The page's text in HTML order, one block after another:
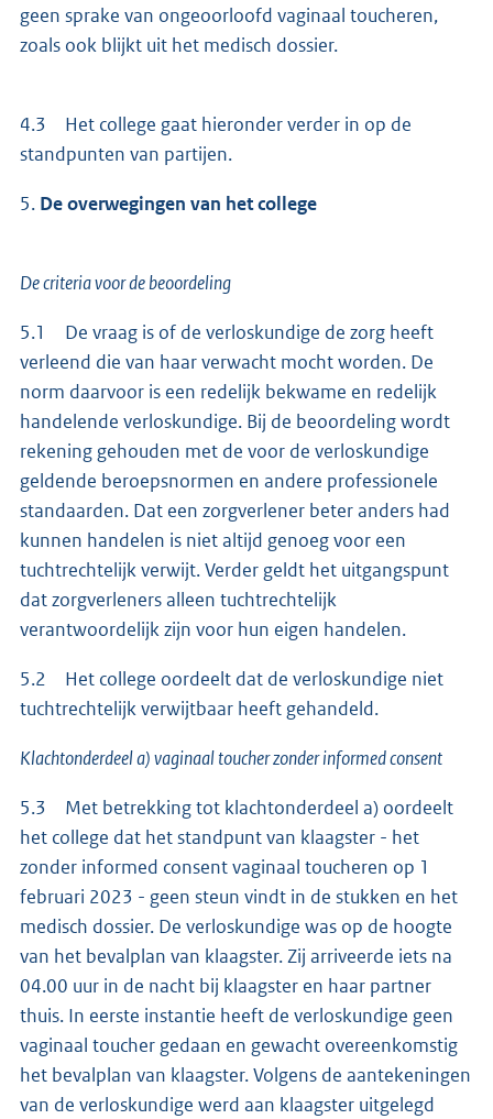
geen sprake van ongeoorloofd vaginaal toucheren,
zoals ook blijkt uit het medisch dossier.
4.3 Het college gaat hieronder verder in op de
standpunten van partijen.
5. De overwegingen van het college
De criteria voor de beoordeling
5.1 De vraag is of de verloskundige de zorg heeft
verleend die van haar verwacht mocht worden. De
norm daarvoor is een redelijk bekwame en redelijk
handelende verloskundige. Bij de beoordeling wordt
rekening gehouden met de voor de verloskundige
geldende beroepsnormen en andere professionele
standaarden. Dat een zorgverlener beter anders had
kunnen handelen is niet altijd genoeg voor een
tuchtrechtelijk verwijt. Verder geldt het uitgangspunt
dat zorgverleners alleen tuchtrechtelijk
verantwoordelijk zijn voor hun eigen handelen.
5.2 Het college oordeelt dat de verloskundige niet
tuchtrechtelijk verwijtbaar heeft gehandeld.
Klachtonderdeel a) vaginaal toucher zonder informed consent
5.3 Met betrekking tot klachtonderdeel a) oordeelt
het college dat het standpunt van klaagster - het
zonder informed consent vaginaal toucheren op 1
februari 2023 - geen steun vindt in de stukken en het
medisch dossier. De verloskundige was op de hoogte
van het bevalplan van klaagster. Zij arriveerde iets na
04.00 uur in de nacht bij klaagster en haar partner
thuis. In eerste instantie heeft de verloskundige geen
vaginaal toucher gedaan en gewacht overeenkomstig
het bevalplan van klaagster. Volgens de aantekeningen
van de verloskundige werd aan klaagster uitgelegd